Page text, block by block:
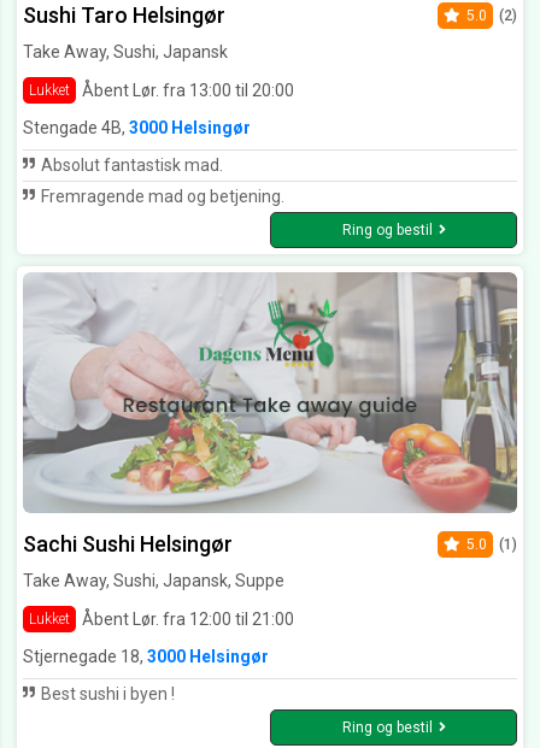
Sushi Taro Helsingør
Take Away, Sushi, Japansk
Lukket Åbent Lør. fra 13:00 til 20:00
5.0 (2)
Stengade 4B, 3000 Helsingør
Absolut fantastisk mad.
Fremragende mad og betjening.
Ring og bestil
Sachi Sushi Helsingør
Take Away, Sushi, Japansk, Suppe
Lukket Åbent Lør. fra 12:00 til 21:00
5.0 (1)
Stjernegade 18, 3000 Helsingør
Best sushi i byen !
Ring og bestil